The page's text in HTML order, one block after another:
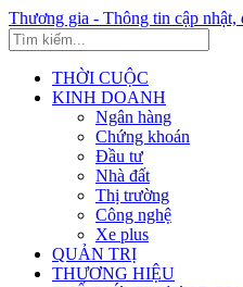
Thương gia - Thông tin cập nhật,
THỜI CUỘC
KINH DOANH
Ngân hàng
Chứng khoán
Đầu tư
Nhà đất
Thị trường
Công nghệ
Xe plus
QUẢN TRỊ
THƯƠNG HIỆU